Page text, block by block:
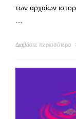
των αρχαίων
Διαβάστε περισσότερα